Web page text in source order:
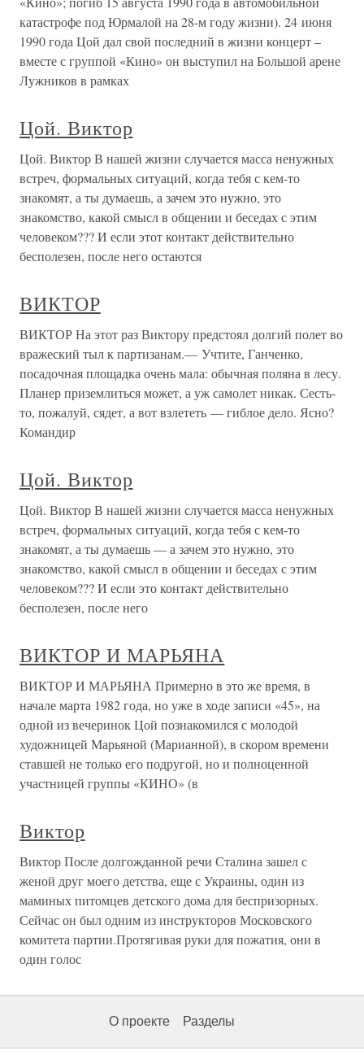
катастрофе под Юрмалой на 28-м году жизни). 24 июня
1990 года Цой дал свой последний в жизни концерт –
вместе с группой «Кино» он выступил на Большой арене
Лужников в рамках
Цой. Виктор
Цой. Виктор В нашей жизни случается масса ненужных
встреч, формальных ситуаций, когда тебя с кем-то
знакомят, а ты думаешь, а зачем это нужно, это
знакомство, какой смысл в общении и беседах с этим
человеком??? И если этот контакт действительно
бесполезен, после него остаются
ВИКТОР
ВИКТОР На этот раз Виктору предстоял долгий полет во
вражеский тыл к партизанам.— Учтите, Ганченко,
посадочная площадка очень мала: обычная поляна в лесу.
Планер приземлиться может, а уж самолет никак. Сесть-
то, пожалуй, сядет, а вот взлететь — гиблое дело. Ясно?
Командир
Цой. Виктор
Цой. Виктор В нашей жизни случается масса ненужных
встреч, формальных ситуаций, когда тебя с кем-то
знакомят, а ты думаешь — а зачем это нужно, это
знакомство, какой смысл в общении и беседах с этим
человеком??? И если это контакт действительно
бесполезен, после него
ВИКТОР И МАРЬЯНА
ВИКТОР И МАРЬЯНА Примерно в это же время, в
начале марта 1982 года, но уже в ходе записи «45», на
одной из вечеринок Цой познакомился с молодой
художницей Марьяной (Марианной), в скором времени
ставшей не только его подругой, но и полноценной
участницей группы «КИНО» (в
Виктор
Виктор После долгожданной речи Сталина зашел с
женой друг моего детства, еще с Украины, один из
маминых питомцев детского дома для беспризорных.
Сейчас он был одним из инструкторов Московского
комитета партии.Протягивая руки для пожатия, они в
один голос
О проекте Разделы